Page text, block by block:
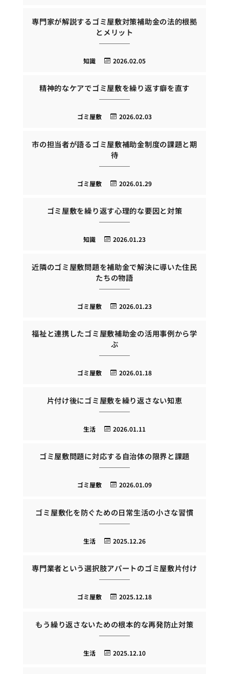
専門家が解説するゴミ屋敷対策補助金の法的根拠
とメリット
2026.02.05
知識
精神的なケアでゴミ屋敷を繰り返す癖を直す
2026.02.03
ゴミ屋敷
市の担当者が語るゴミ屋敷補助金制度の課題と期
待
2026.01.29
ゴミ屋敷
ゴミ屋敷を繰り返す心理的な要因と対策
2026.01.23
知識
近隣のゴミ屋敷問題を補助金で解決に導いた住民
たちの物語
2026.01.23
ゴミ屋敷
福祉と連携したゴミ屋敷補助金の活用事例から学
ぶ
2026.01.18
ゴミ屋敷
片付け後にゴミ屋敷を繰り返さない知恵
2026.01.11
生活
ゴミ屋敷問題に対応する自治体の限界と課題
2026.01.09
ゴミ屋敷
ゴミ屋敷化を防ぐための日常生活の小さな習慣
2025.12.26
生活
専門業者という選択肢アパートのゴミ屋敷片付け
2025.12.18
ゴミ屋敷
もう繰り返さないための根本的な再発防止対策
2025.12.10
生活